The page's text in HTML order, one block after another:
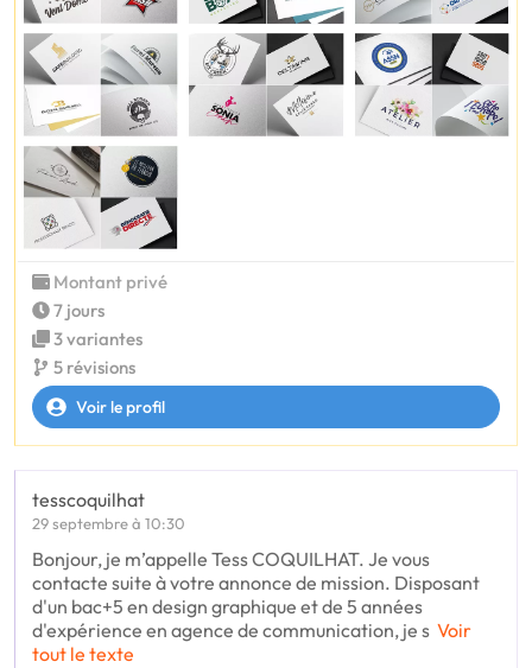
Montant privé
7 jours
3 variantes
5 révisions
Voir le profil
tesscoquilhat
29 septembre à 10:30
Bonjour, je m’appelle Tess COQUILHAT. Je vous
contacte suite à votre annonce de mission. Disposant
d'un bac+5 en design graphique et de 5 années
d'expérience en agence de communication, je s Voir
tout le texte